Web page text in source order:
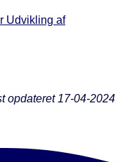
Udvikling af
opdateret 17-04-2024